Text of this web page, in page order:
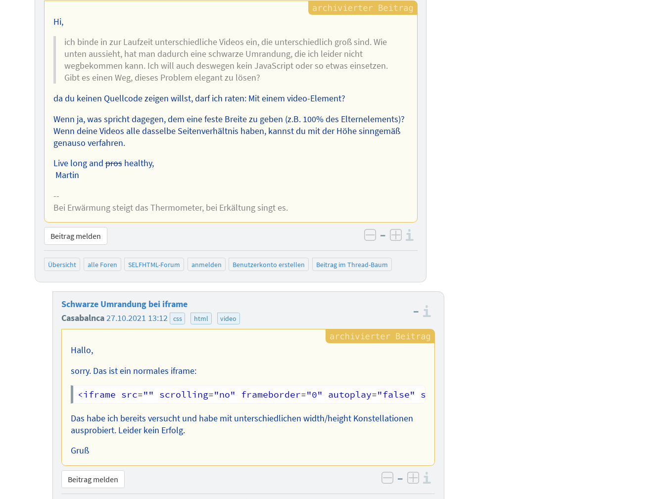
Hi,
ich binde in zur Laufzeit unterschiedliche Videos ein, die unterschiedlich groß sind. Wie
unten aussieht, hat man dadurch eine schwarze Umrandung, die ich leider nicht
wegbekommen kann. Ich will auch deswegen kein JavaScript oder so etwas einsetzen.
Gibt es einen Weg, dieses Problem elegant zu lösen?
da du keinen Quellcode zeigen willst, darf ich raten: Mit einem video-Element?
Wenn ja, was spricht dagegen, dem eine feste Breite zu geben (z.B. 100% des Elternelements)?
Wenn deine Videos alle dasselbe Seitenverhältnis haben, kannst du mit der Höhe sinngemäß
genauso verfahren.
Live long andproshealthy,
Martin
--
Bei Erwärmung steigt das Thermometer, bei Erkältung singt es.
Beitrag melden negativ bewerten
– positiv bewerten
Übersicht alle Foren SELFHTML-Forum anmelden Benutzerkonto erstellen Beitrag im Thread-Baum
Schwarze Umrandung bei iframe
Casabalnca27.10.2021 13:12 css html video –
Hallo,
sorry. Das ist ein normales iframe:
Das habe ich bereits versucht und habe mit unterschiedlichen width/height Konstellationen
ausprobiert. Leider kein Erfolg.
Gruß
Beitrag melden negativ bewerten
– positiv bewerten